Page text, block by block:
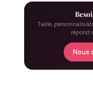
Taille,
répond
Nous